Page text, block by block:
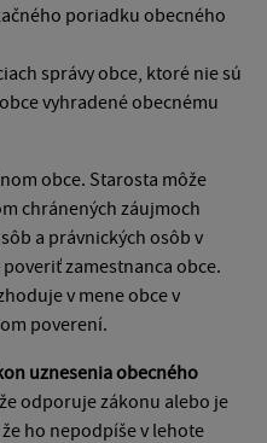
poriadku obecného
správy obce, ktoré nie sú
vyhradené obecnému
obce. Starosta môže
chránených záujmoch
a právnických osôb v
zamestnanca obce.
v mene obce v
poverení.
uznesenia obecného
že odporuje zákonu alebo je
ho nepodpíše v lehote